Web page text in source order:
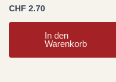
CHF 2.70
In den
Warenkorb